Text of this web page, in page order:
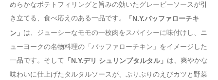
めらかなポテトフィリングと旨みの効いたグレービーソースが引
き立てる、食べ応えのある一品です。
「N.Y.バッファローチキ
ン」 は、ジューシーなモモの一枚肉をスパイシーに味付けし、ニ
ューヨークの名物料理の「バッファローチキン」をイメージした
一品です。そして
「N.Y.デリ シュリンプタルタル」 は、爽やかな
味わいに仕上げたタルタルソースが、ぷりぷりのえびカツと野菜